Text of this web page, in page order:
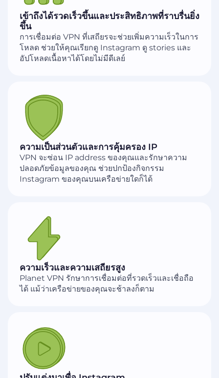
เข้าถึงได้รวดเร็วขึ้นและประสิทธิภาพที่ราบรื่นยิ่ง
ขึ้น
การเชื่อมต่อ VPN ที่เสถียรจะช่วยเพิ่มความเร็วในการ
โหลด ช่วยให้คุณเรียกดู Instagram ดู stories และ
อัปโหลดเนื้อหาได้โดยไม่มีดีเลย์
ความเป็นส่วนตัวและการคุ้มครอง IP
VPN จะซ่อน IP address ของคุณและรักษาความ
ปลอดภัยข้อมูลของคุณ ช่วยปกป้องกิจกรรม
Instagram ของคุณบนเครือข่ายใดก็ได้
ความเร็วและความเสถียรสูง
Planet VPN รักษาการเชื่อมต่อที่รวดเร็วและเชื่อถือ
ได้ แม้ว่าเครือข่ายของคุณจะช้าลงก็ตาม